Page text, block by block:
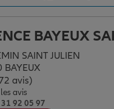
accidents de la vie
BAYEUX
SAINT JULIEN
BAYEUX
de 4.8 sur 5
avis)
avis
92 05 97